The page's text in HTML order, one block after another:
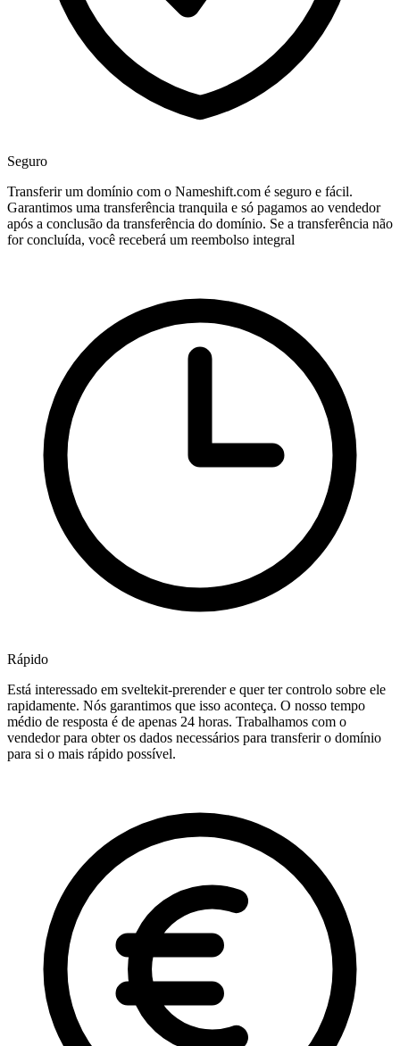
Seguro
Transferir um domínio com o Nameshift.com é seguro e fácil.
Garantimos uma transferência tranquila e só pagamos ao vendedor
após a conclusão da transferência do domínio. Se a transferência não
for concluída, você receberá um reembolso integral
Rápido
Está interessado em sveltekit-prerender e quer ter controlo sobre ele
rapidamente. Nós garantimos que isso aconteça. O nosso tempo
médio de resposta é de apenas 24 horas. Trabalhamos com o
vendedor para obter os dados necessários para transferir o domínio
para si o mais rápido possível.